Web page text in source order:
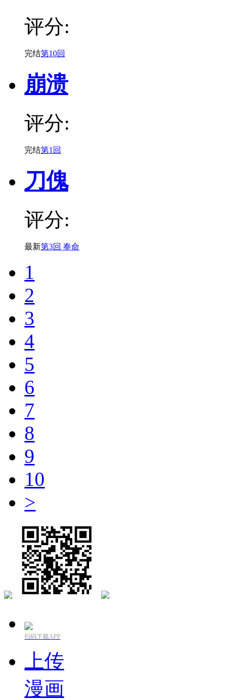
评分:
完结第10回
崩溃
评分:
完结第1回
刀傀
评分:
最新第3回 奉命
1
2
3
4
5
6
7
8
9
10
>
扫码下载APP
上传
漫画